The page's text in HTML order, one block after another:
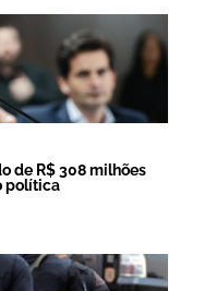
de R$ 308 milhões
política